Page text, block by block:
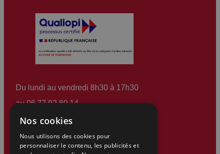
Du lundi au vendredi 8h30 à 17h30
au06 77 92 80 14
(services et appels gratuits)
Nos cookies
Nous utilisons des cookies pour
personnaliser le contenu, les publicités et